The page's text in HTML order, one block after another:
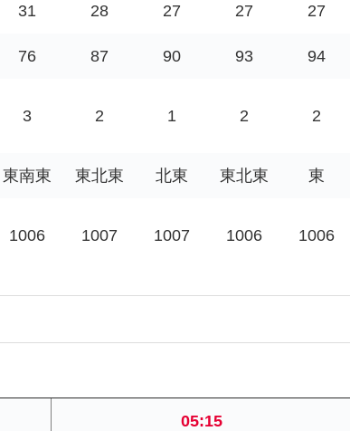
31 28 27 27 27
76 87 90 93 94
3 2 1 2 2
東南東 東北東 北東 東北東 東
1006 1007 1007 1006 1006
05:15